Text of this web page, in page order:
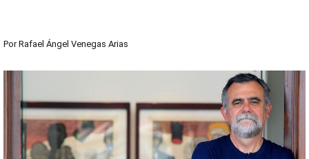
Por Rafael Ángel Venegas Arias